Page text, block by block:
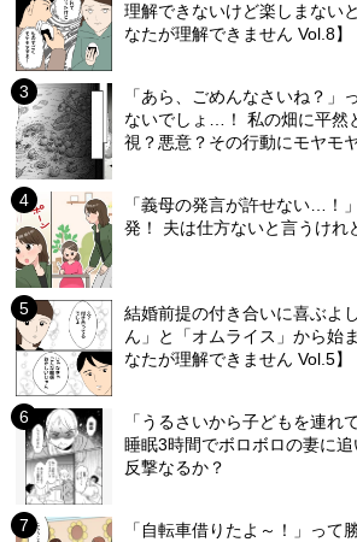
理解できないけど楽しまない
なたが理解できません Vol.8】
「あら、ごめんなさいね？」
ないでしょ…！ 私の畑に平然
視？悪意？その行動にモヤモ
「義母の発言が許せない…！
発！ 夫は仕方ないと言うけれ
結婚前提の付き合いに喜ぶよ
ん」と「オムライス」から始
なたが理解できません Vol.5】
「うるさいから子どもを連れ
睡眠3時間でボロボロの妻に
反撃なるか？
「自転車借りたよ～！」って